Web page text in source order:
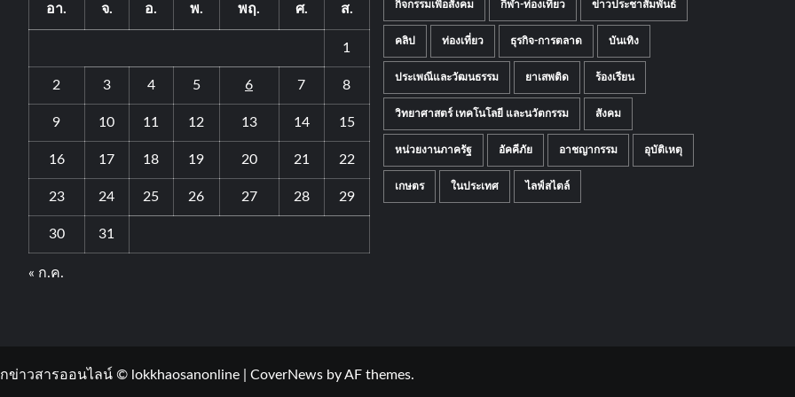
อา. จ. อ. พ. พฤ. ศ. ส.
1
2 3 4 5 6 7 8
9 10 11 12 13 14 15
16 17 18 19 20 21 22
23 24 25 26 27 28 29
30 31
« ก.ค.
กิจกรรมเพื่อสังคม กีฬา-ท่องเที่ยว ข่าวประชาสัมพันธ์
คลิป ท่องเที่ยว ธุรกิจ-การตลาด บันเทิง
ประเพณีและวัฒนธรรม ยาเสพติด ร้องเรียน
วิทยาศาสตร์ เทคโนโลยี และนวัตกรรม สังคม
หน่วยงานภาครัฐ อัคคีภัย อาชญากรรม อุบัติเหตุ
เกษตร ในประเทศ ไลฟ์สไตล์
ข่าวสารออนไลน์ © lokkhaosanonline CoverNews by AF themes.